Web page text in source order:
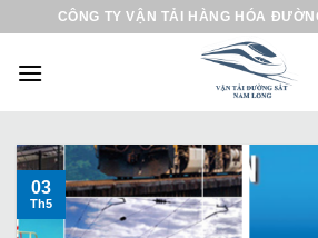
CÔNG TY VẬN TẢI HÀNG HÓA
03
Th5